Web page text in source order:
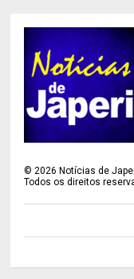
©2026 Notícias de
Todos os direitos